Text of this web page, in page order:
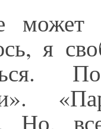
может
я
Но,